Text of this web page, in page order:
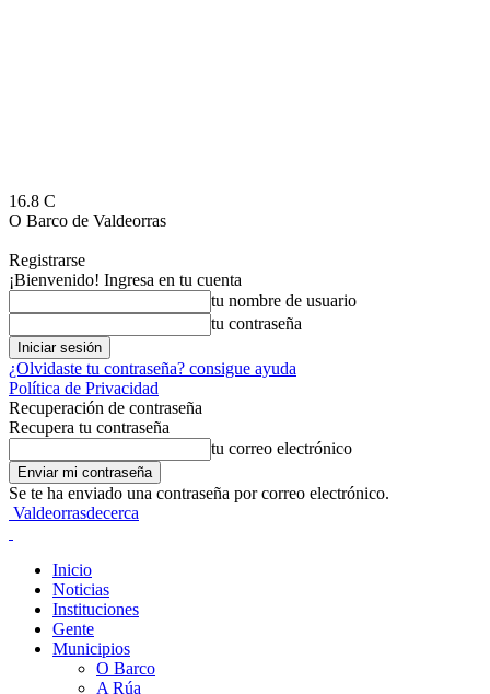
16.8 C
O Barco de Valdeorras
Registrarse
¡Bienvenido! Ingresa en tu cuenta
tu nombre de usuario
tu contraseña
¿Olvidaste tu contraseña? consigue ayuda
Política de Privacidad
Recuperación de contraseña
Recupera tu contraseña
tu correo electrónico
Se te ha enviado una contraseña por correo electrónico.
Valdeorrasdecerca
Inicio
Noticias
Instituciones
Gente
Municipios
O Barco
A Rúa